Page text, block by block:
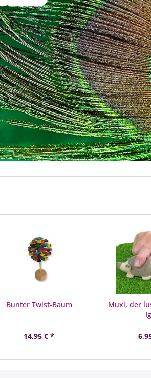
Bunter Twist-Baum
14,95 € *
Muxi, der